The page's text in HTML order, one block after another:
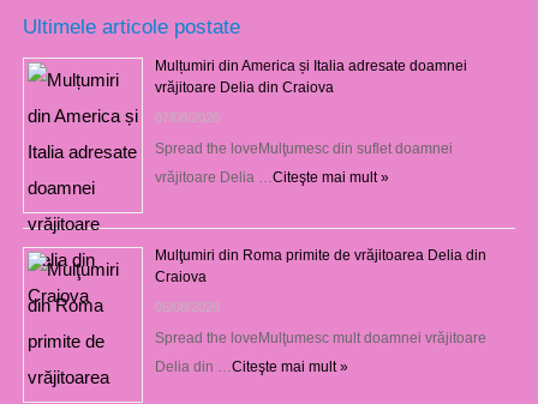
Ultimele articole postate
Mulțumiri din America și Italia adresate doamnei
vrăjitoare Delia din Craiova
07/08/2026
Spread the loveMulţumesc din suflet doamnei
vrăjitoare Delia …Citeşte mai mult »
Mulţumiri din Roma primite de vrăjitoarea Delia din
Craiova
06/08/2026
Spread the loveMulţumesc mult doamnei vrăjitoare
Delia din …Citeşte mai mult »